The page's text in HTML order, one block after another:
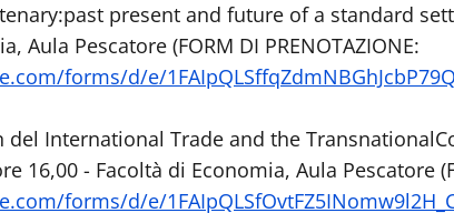
present and future of a standard
Aula Pescatore (FORM DI PRENOTAZIONE:
forms/d/e/
del International Trade and the
16,00 - Facoltà di Economia, Aula Pescatore
forms/d/e/